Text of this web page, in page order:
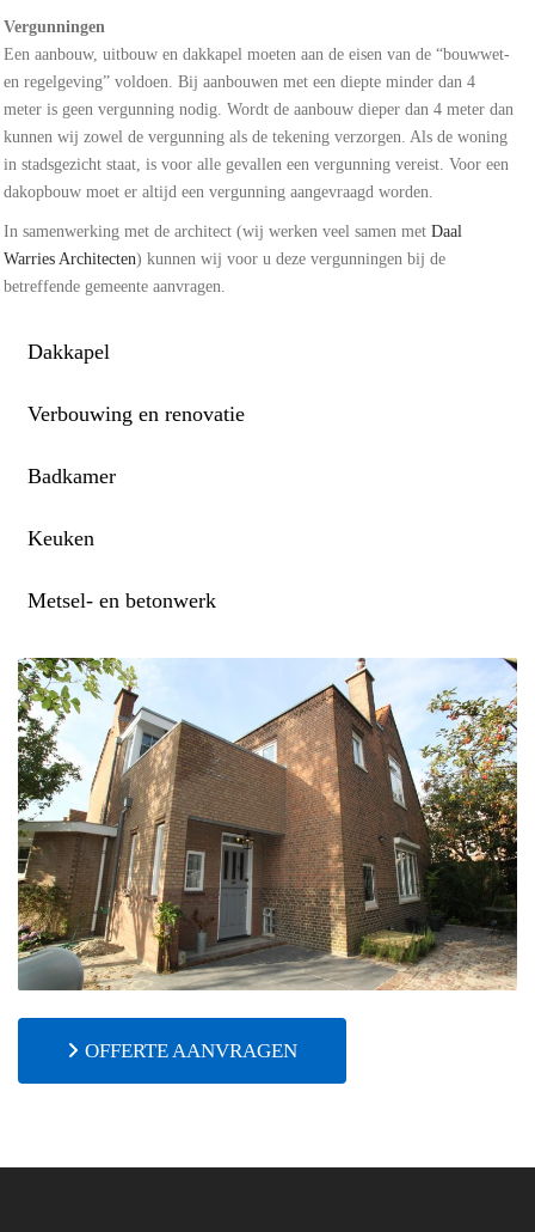
Vergunningen
Een aanbouw, uitbouw en dakkapel moeten aan de eisen van de “bouwwet-
en regelgeving” voldoen. Bij aanbouwen met een diepte minder dan 4
meter is geen vergunning nodig. Wordt de aanbouw dieper dan 4 meter dan
kunnen wij zowel de vergunning als de tekening verzorgen. Als de woning
in stadsgezicht staat, is voor alle gevallen een vergunning vereist. Voor een
dakopbouw moet er altijd een vergunning aangevraagd worden.
In samenwerking met de architect (wij werken veel samen met Daal
Warries Architecten) kunnen wij voor u deze vergunningen bij de
betreffende gemeente aanvragen.
Dakkapel
Verbouwing en renovatie
Badkamer
Keuken
Metsel- en betonwerk
OFFERTE AANVRAGEN